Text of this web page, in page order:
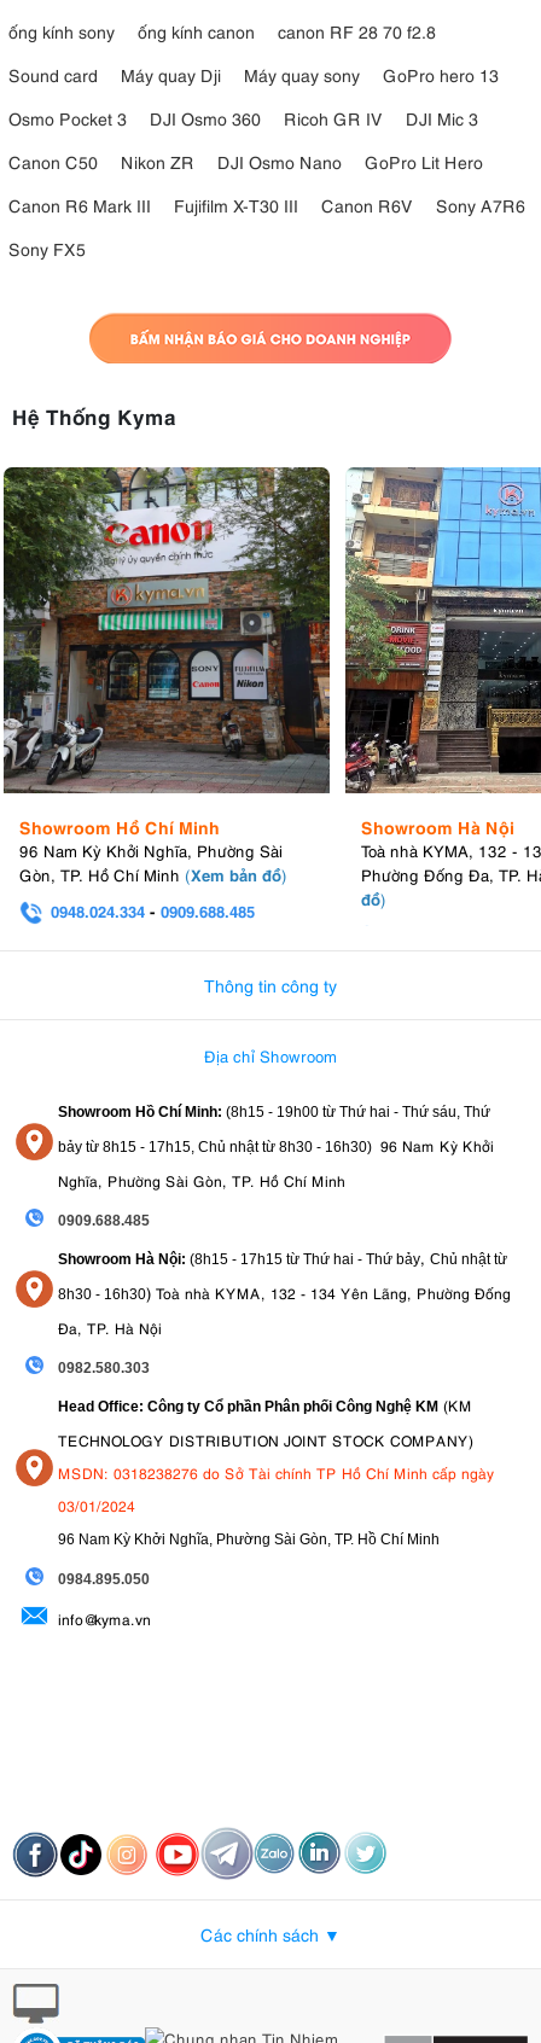
ống kính sony
ống kính canon
canon RF 28 70 f2.8
Sound card
Máy quay Dji Máy quay sony
GoPro hero 13
Osmo Pocket 3
DJI Osmo 360 Ricoh GR IV
DJI Mic 3
Canon C50
Nikon ZR DJI Osmo Nano
GoPro Lit Hero
Canon R6 Mark III
Fujifilm X-T30 III Canon R6V
Sony A7R6
Sony FX5
Hệ Thống Kyma
Showroom Hồ Chí Minh
96 Nam Kỳ Khởi Nghĩa, Phường Sài
Gòn, TP. Hồ Chí Minh (Xem bản đồ)
0948.024.334 - 0909.688.485
Showroom Hà Nội
Toà nhà KYMA, 132 -
Phường Đống Đa, TP.
đồ)
Thông tin công ty
Địa chỉ Showroom
Showroom Hồ Chí Minh: (8h15 - 19h00 từ Thứ hai - Thứ sáu, Thứ
bảy từ 8h15 - 17h15, Chủ nhật từ 8h30 - 16h30) 96 Nam Kỳ Khởi
Nghĩa, Phường Sài Gòn, TP. Hồ Chí Minh
0909.688.485
Showroom Hà Nội: (8h15 - 17h15 từ Thứ hai - Thứ bảy, Chủ nhật từ
8h30 - 16h30) Toà nhà KYMA, 132 - 134 Yên Lãng, Phường Đống
Đa, TP. Hà Nội
0982.580.303
Head Office: Công ty Cổ phần Phân phối Công Nghệ KM (KM
TECHNOLOGY DISTRIBUTION JOINT STOCK COMPANY)
MSDN: 0318238276 do Sở Tài chính TP Hồ Chí Minh cấp ngày
03/01/2024
96 Nam Kỳ Khởi Nghĩa, Phường Sài Gòn, TP. Hồ Chí Minh
0984.895.050
info@kyma.vn
Các chính sách ▼